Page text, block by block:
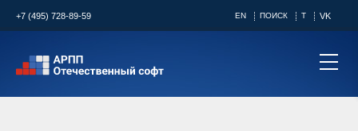
+7 (495) 728-89-59 EN ПОИСК T VK